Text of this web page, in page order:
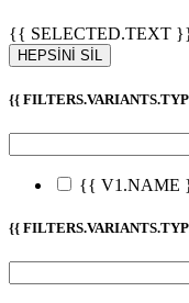
{{ SELECTED.TEXT
HEPSİNİ SİL
{{
{{ V1.NAME
{{